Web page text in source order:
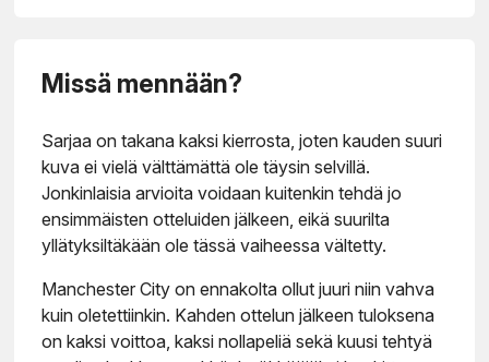
Missä mennään?
Sarjaa on takana kaksi kierrosta, joten kauden suuri
kuva ei vielä välttämättä ole täysin selvillä.
Jonkinlaisia arvioita voidaan kuitenkin tehdä jo
ensimmäisten otteluiden jälkeen, eikä suurilta
yllätyksiltäkään ole tässä vaiheessa vältetty.
Manchester City on ennakolta ollut juuri niin vahva
kuin oletettiinkin. Kahden ottelun jälkeen tuloksena
on kaksi voittoa, kaksi nollapeliä sekä kuusi tehtyä